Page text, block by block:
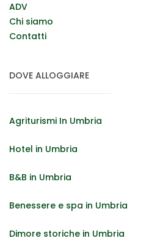
ADV
Chi siamo
Contatti
DOVE ALLOGGIARE
Agriturismi In Umbria
Hotel in Umbria
B&B in Umbria
Benessere e spa in Umbria
Dimore storiche in Umbria